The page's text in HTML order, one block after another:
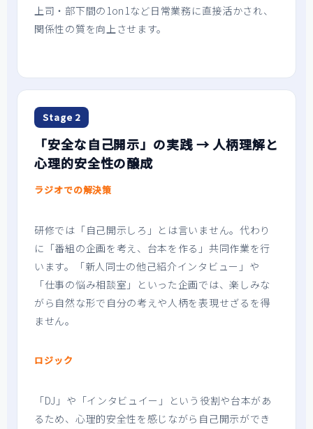
上司・部下間の1on1など日常業務に直接活かされ、
関係性の質を向上させます。
Stage 2
「安全な自己開示」の実践 → 人柄理解と
心理的安全性の醸成
ラジオでの解決策
研修では「自己開示しろ」とは言いません。代わり
に「番組の企画を考え、台本を作る」共同作業を行
います。「新人同士の他己紹介インタビュー」や
「仕事の悩み相談室」といった企画では、楽しみな
がら自然な形で自分の考えや人柄を表現せざるを得
ません。
ロジック
「DJ」や「インタビュイー」という役割や台本があ
るため、心理的安全性を感じながら自己開示ができ